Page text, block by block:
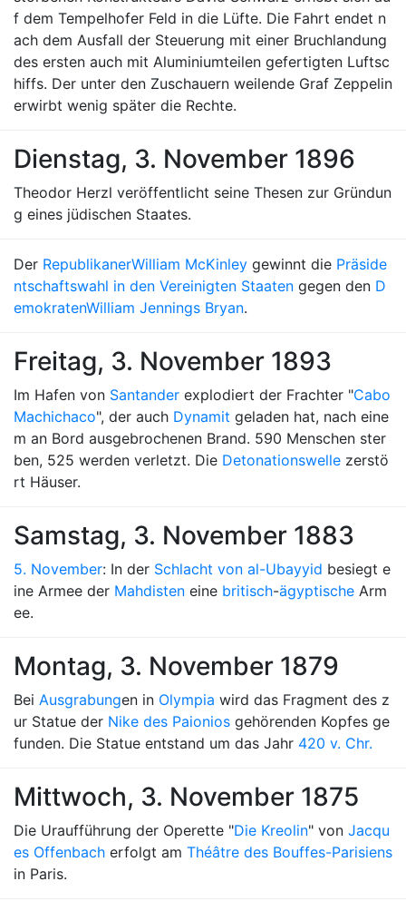
f dem Tempelhofer Feld in die Lüfte. Die Fahrt endet n
ach dem Ausfall der Steuerung mit einer Bruchlandung
des ersten auch mit Aluminiumteilen gefertigten Luftsc
hiffs. Der unter den Zuschauern weilende Graf Zeppelin
erwirbt wenig später die Rechte.
Dienstag, 3. November 1896
Theodor Herzl veröffentlicht seine Thesen zur Gründun
g eines jüdischen Staates.
Der RepublikanerWilliam McKinley gewinnt die Präside
ntschaftswahl in den Vereinigten Staaten gegen den D
emokratenWilliam Jennings Bryan.
Freitag, 3. November 1893
Im Hafen von Santander explodiert der Frachter "Cabo
Machichaco", der auch Dynamit geladen hat, nach eine
m an Bord ausgebrochenen Brand. 590 Menschen ster
ben, 525 werden verletzt. Die Detonationswelle zerstö
rt Häuser.
Samstag, 3. November 1883
5. November: In der Schlacht von al-Ubayyid besiegt e
ine Armee der Mahdisten eine britisch-ägyptische Arm
ee.
Montag, 3. November 1879
Bei Ausgrabungen in Olympia wird das Fragment des z
ur Statue der Nike des Paionios gehörenden Kopfes ge
funden. Die Statue entstand um das Jahr 420 v. Chr.
Mittwoch, 3. November 1875
Die Uraufführung der Operette "Die Kreolin" von Jacqu
es Offenbach erfolgt am Théâtre des Bouffes-Parisiens
in Paris.